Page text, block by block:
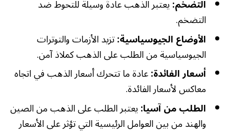
التضخم:يعتبر الذهب عادةً وسيلة للتحوط ضد
التضخم.
الأوضاع الجيوسياسية:تزيد الأزمات والتوترات
الجيوسياسية من الطلب على الذهب كملاذ آمن.
أسعار الفائدة:عادة ما تتحرك أسعار الذهب في اتجاه
معاكس لأسعار الفائدة.
الطلب من آسيا:يعتبر الطلب على الذهب من الصين
والهند من بين العوامل الرئيسية التي تؤثر على الأسعار